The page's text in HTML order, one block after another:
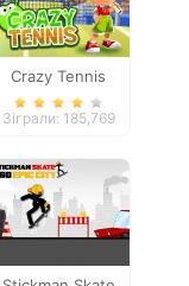
Crazy Tennis
Зіграли: 185,769